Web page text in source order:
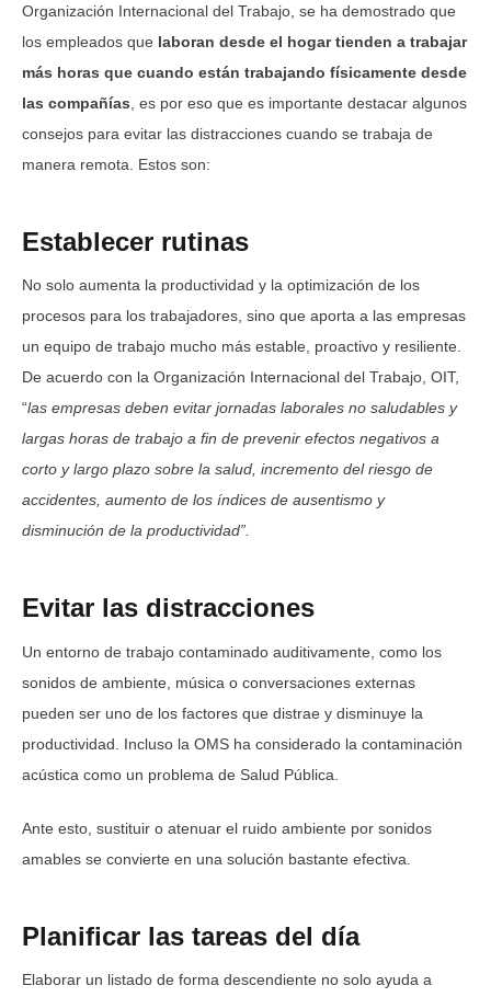
Organización Internacional del Trabajo, se ha demostrado que
los empleados que laboran desde el hogar tienden a trabajar
más horas que cuando están trabajando físicamente desde
las compañías , es por eso que es importante destacar algunos
consejos para evitar las distracciones cuando se trabaja de
manera remota. Estos son:
Establecer rutinas
No solo aumenta la productividad y la optimización de los
procesos para los trabajadores, sino que aporta a las empresas
un equipo de trabajo mucho más estable, proactivo y resiliente.
De acuerdo con la Organización Internacional del Trabajo, OIT,
“las empresas deben evitar jornadas laborales no saludables y
largas horas de trabajo a fin de prevenir efectos negativos a
corto y largo plazo sobre la salud, incremento del riesgo de
accidentes, aumento de los índices de ausentismo y
disminución de la productividad”.
Evitar las distracciones
Un entorno de trabajo contaminado auditivamente, como los
sonidos de ambiente, música o conversaciones externas
pueden ser uno de los factores que distrae y disminuye la
productividad. Incluso la OMS ha considerado la contaminación
acústica como un problema de Salud Pública.
Ante esto, sustituir o atenuar el ruido ambiente por sonidos
amables se convierte en una solución bastante efectiva.
Planificar las tareas del día
Elaborar un listado de forma descendiente no solo ayuda a